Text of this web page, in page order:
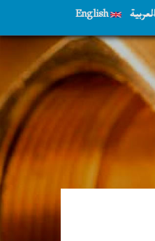
English